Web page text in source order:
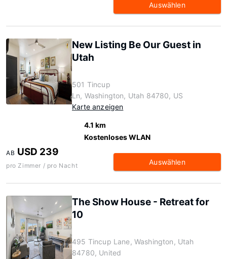
Auswählen
New Listing Be Our Guest in
Utah
501 Tincup
Ln, Washington, Utah 84780, US
Karte anzeigen
4.1 km
Kostenloses WLAN
AB USD 239
pro Zimmer / pro Nacht Auswählen
The Show House - Retreat for
10
495 Tincup Lane, Washington, Utah
84780, United